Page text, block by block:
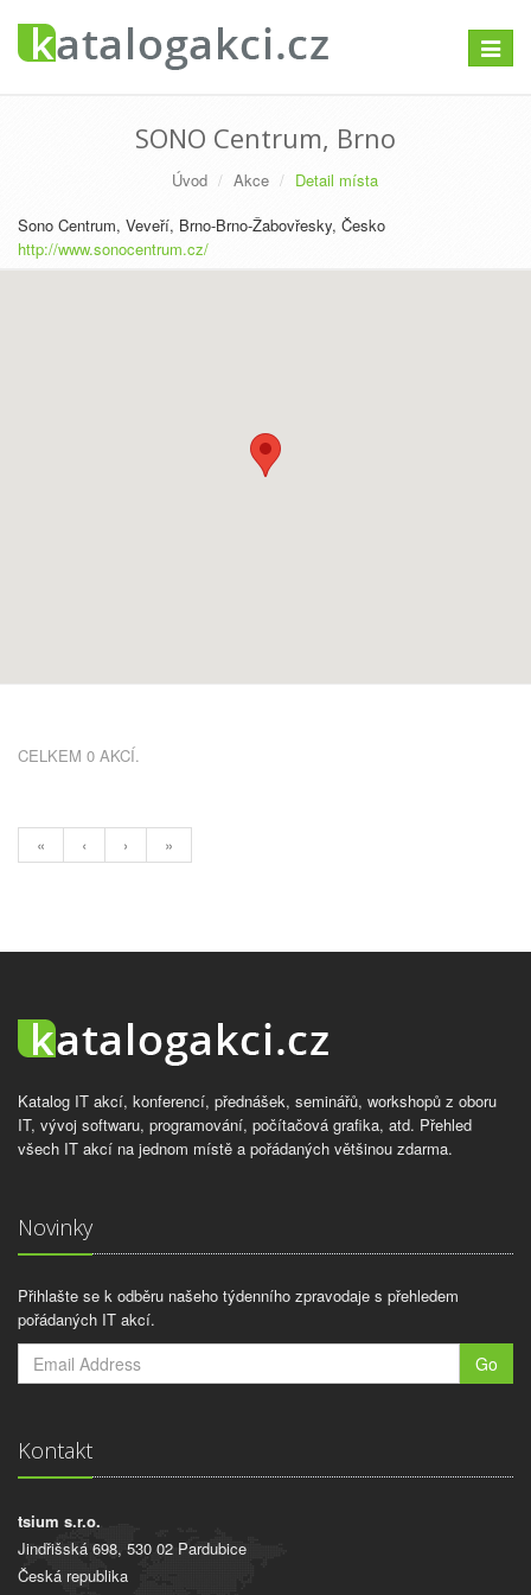
SONO Centrum, Brno
Úvod Akce
Detail místa
Sono Centrum, Veveří, Brno-Brno-Žabovřesky, Česko
http://www.sonocentrum.cz/
CELKEM 0 AKCÍ.
« ‹ › »
Katalog IT akcí, konferencí, přednášek, seminářů, workshopů z oboru
IT, vývoj softwaru, programování, počítačová grafika, atd. Přehled
všech IT akcí na jednom místě a pořádaných většinou zdarma.
Novinky
Přihlašte se k odběru našeho týdenního zpravodaje s přehledem
pořádaných IT akcí.
Go
Kontakt
tsium s.r.o.
Jindřišská 698, 530 02 Pardubice
Česká republika